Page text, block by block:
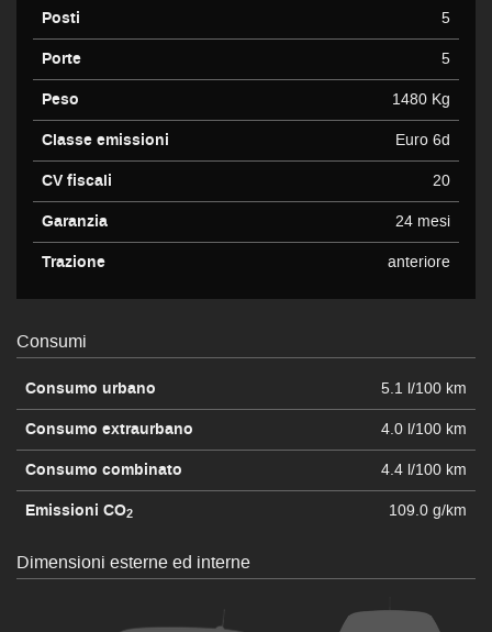
Posti 5
Porte 5
Peso 1480 Kg
Classe emissioni Euro 6d
CV fiscali 20
Garanzia 24 mesi
Trazione anteriore
Consumi
Consumo urbano 5.1 l/100 km
Consumo extraurbano 4.0 l/100 km
Consumo combinato 4.4 l/100 km
Emissioni CO2 109.0 g/km
Dimensioni esterne ed interne